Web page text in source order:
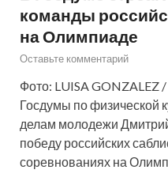
команды
на Олимпиаде
Оставьте комментарий
Фото: LUISA GONZALEZ
Госдумы по физической
делам молодежи
победу российских
соревнованиях на